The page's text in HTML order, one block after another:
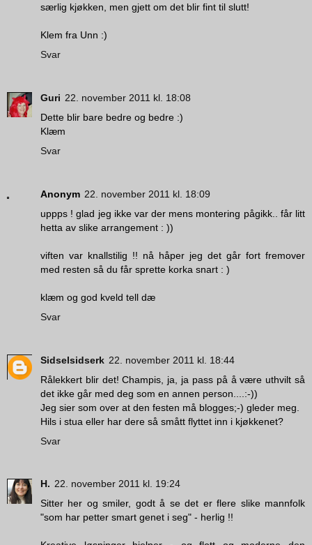
særlig kjøkken, men gjett om det blir fint til slutt!
Klem fra Unn :)
Svar
Guri 22. november 2011 kl. 18:08
Dette blir bare bedre og bedre :)
Klæm
Svar
Anonym 22. november 2011 kl. 18:09
uppps ! glad jeg ikke var der mens montering pågikk.. får litt
hetta av slike arrangement : ))
viften var knallstilig !! nå håper jeg det går fort fremover
med resten så du får sprette korka snart : )
klæm og god kveld tell dæ
Svar
Sidselsidserk 22. november 2011 kl. 18:44
Rålekkert blir det! Champis, ja, ja pass på å være uthvilt så
det ikke går med deg som en annen person....:-))
Jeg sier som over at den festen må blogges;-) gleder meg.
Hils i stua eller har dere så smått flyttet inn i kjøkkenet?
Svar
H. 22. november 2011 kl. 19:24
Sitter her og smiler, godt å se det er flere slike mannfolk
"som har petter smart genet i seg" - herlig !!